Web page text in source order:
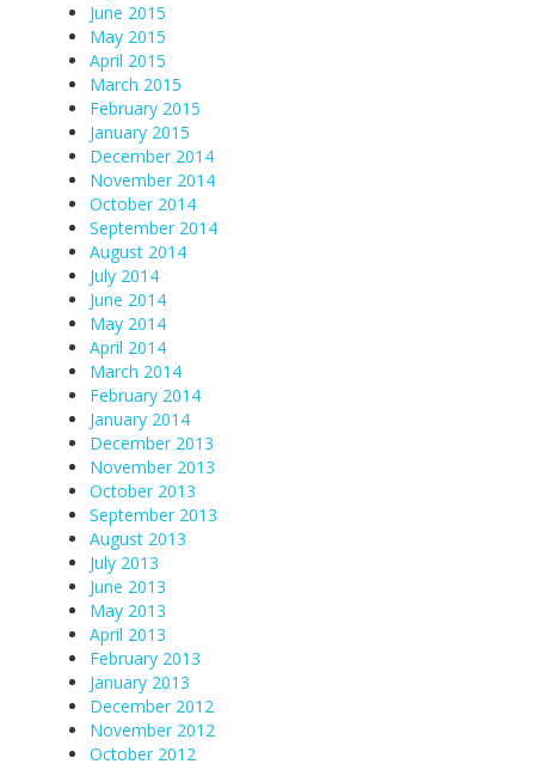
June 2015
May 2015
April 2015
March 2015
February 2015
January 2015
December 2014
November 2014
October 2014
September 2014
August 2014
July 2014
June 2014
May 2014
April 2014
March 2014
February 2014
January 2014
December 2013
November 2013
October 2013
September 2013
August 2013
July 2013
June 2013
May 2013
April 2013
February 2013
January 2013
December 2012
November 2012
October 2012